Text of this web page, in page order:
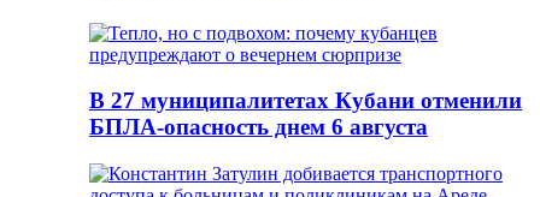
В 27 муниципалитетах Кубани отменили
БПЛА-опасность днем 6 августа